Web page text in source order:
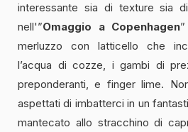
interessante sia di texture sia
nell'”Omaggio a Copenhagen
merluzzo con latticello che
l’acqua di cozze, i gambi di
preponderanti, e finger lime.
aspettati di imbatterci in un
mantecato allo stracchino di